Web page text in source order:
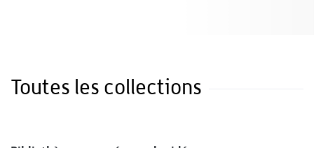
Toutes les collections